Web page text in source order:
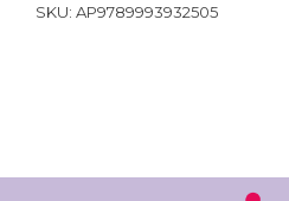
SKU: AP9789993932505